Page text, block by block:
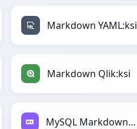
Markdown YAML:ksi
Markdown Qlik:ksi
MySQL Markdown:ksi